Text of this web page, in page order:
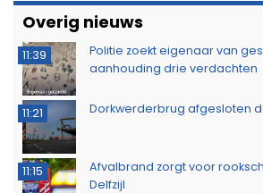
Overig nieuws
11:39
Politie zoekt eigenaar van
aanhouding drie verdachten
11:21 Dorkwerderbrug afgesloten
11:15
Afvalbrand zorgt voor
Delfzijl